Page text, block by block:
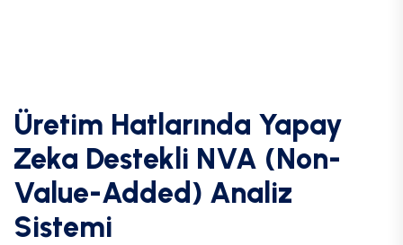
Üretim Hatlarında Yapay
Zeka Destekli NVA (Non-
Value-Added) Analiz
Sistemi